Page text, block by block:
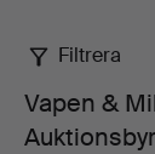
Vapen
Filtrera
Vapen &